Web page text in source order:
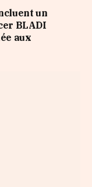
un
BLADI
aux